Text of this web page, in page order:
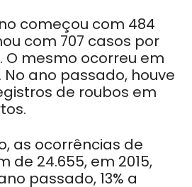
começou com 484
com 707 casos por
O mesmo ocorreu em
ano passado, houve
de roubos em
as ocorrências de
de 24.655, em 2015,
passado, 13% a